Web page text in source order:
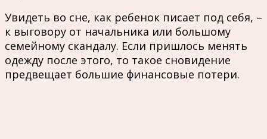
Увидеть во сне, как ребенок писает под себя, –
к выговору от начальника или большому
семейному скандалу. Если пришлось менять
одежду после этого, то такое сновидение
предвещает большие финансовые потери.